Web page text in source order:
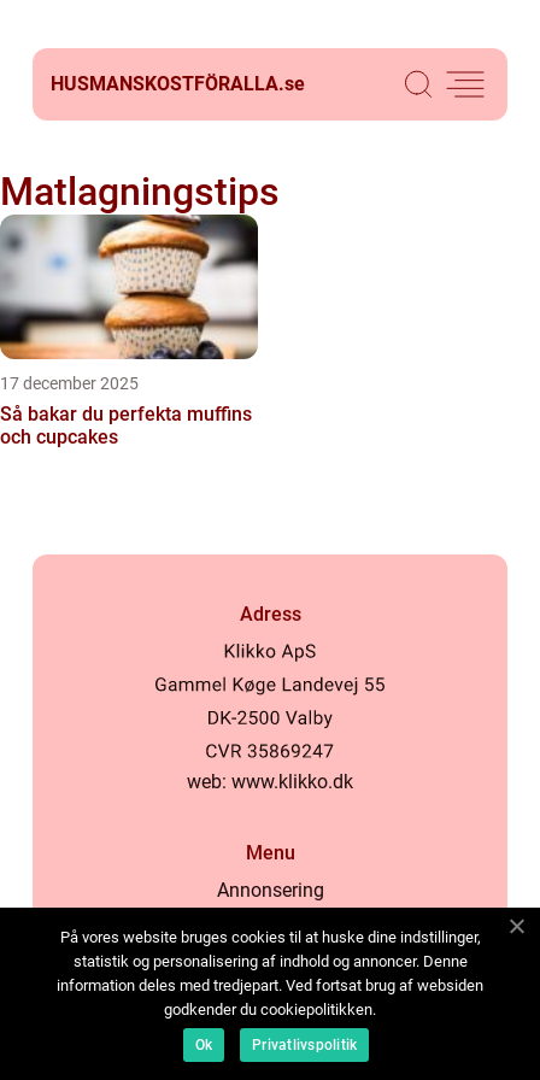
HUSMANSKOSTFÖRALLA.se
Matlagningstips
17 december 2025
Så bakar du perfekta muffins
och cupcakes
Adress
web: www.klikko.dk
Menu
Annonsering
Cookies
Kontakta oss
Sitemap
På vores website bruges cookies til at huske dine indstillinger,
statistik og personalisering af indhold og annoncer. Denne
information deles med tredjepart. Ved fortsat brug af websiden
godkender du cookiepolitikken.
Ok Privatlivspolitik